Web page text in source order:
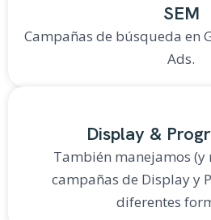
SEM
Campañas de búsqueda en
Ads.
Display &
También manejamos
campañas de Display y
diferentes